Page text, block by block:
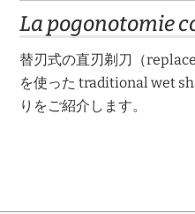
La pogonotomie
替刃式の直刃剃刀（
を使った traditional wet
りをご紹介します。